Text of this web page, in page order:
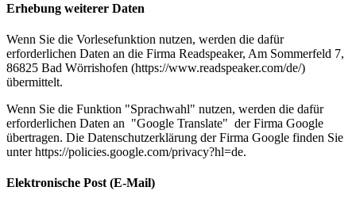
Erhebung weiterer Daten
Wenn Sie die Vorlesefunktion nutzen, werden die dafür
erforderlichen Daten an die Firma Readspeaker, Am Sommerfeld 7,
86825 Bad Wörrishofen (https://www.readspeaker.com/de/)
übermittelt.
Wenn Sie die Funktion "Sprachwahl" nutzen, werden die dafür
erforderlichen Daten an "Google Translate" der Firma Google
übertragen. Die Datenschutzerklärung der Firma Google finden Sie
unter https://policies.google.com/privacy?hl=de.
Elektronische Post (E-Mail)